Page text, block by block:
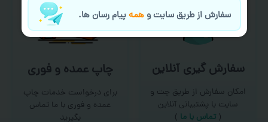
سفارش گیری آنلاین
امکان سفارش از طریق چت و
سایت با پشتیبانی آنلاین
( تماس با ما‌ )
چاپ عمده و فوری
برای درخواست خدمات چاپ
عمده و فوری با ما تماس
بگیرید
سفارش از طریق سایت وهمهپیام رسان ها.